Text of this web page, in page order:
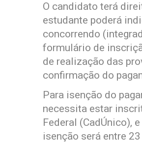
O candidato terá
estudante poderá
concorrendo
formulário de
de realização das
confirmação do
Para isenção do
necessita estar
Federal (CadÚnico),
isenção será entre